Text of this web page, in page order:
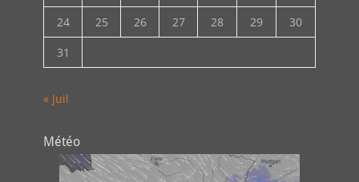
24
25 26 27 28 29
30
31
« Juil
Météo